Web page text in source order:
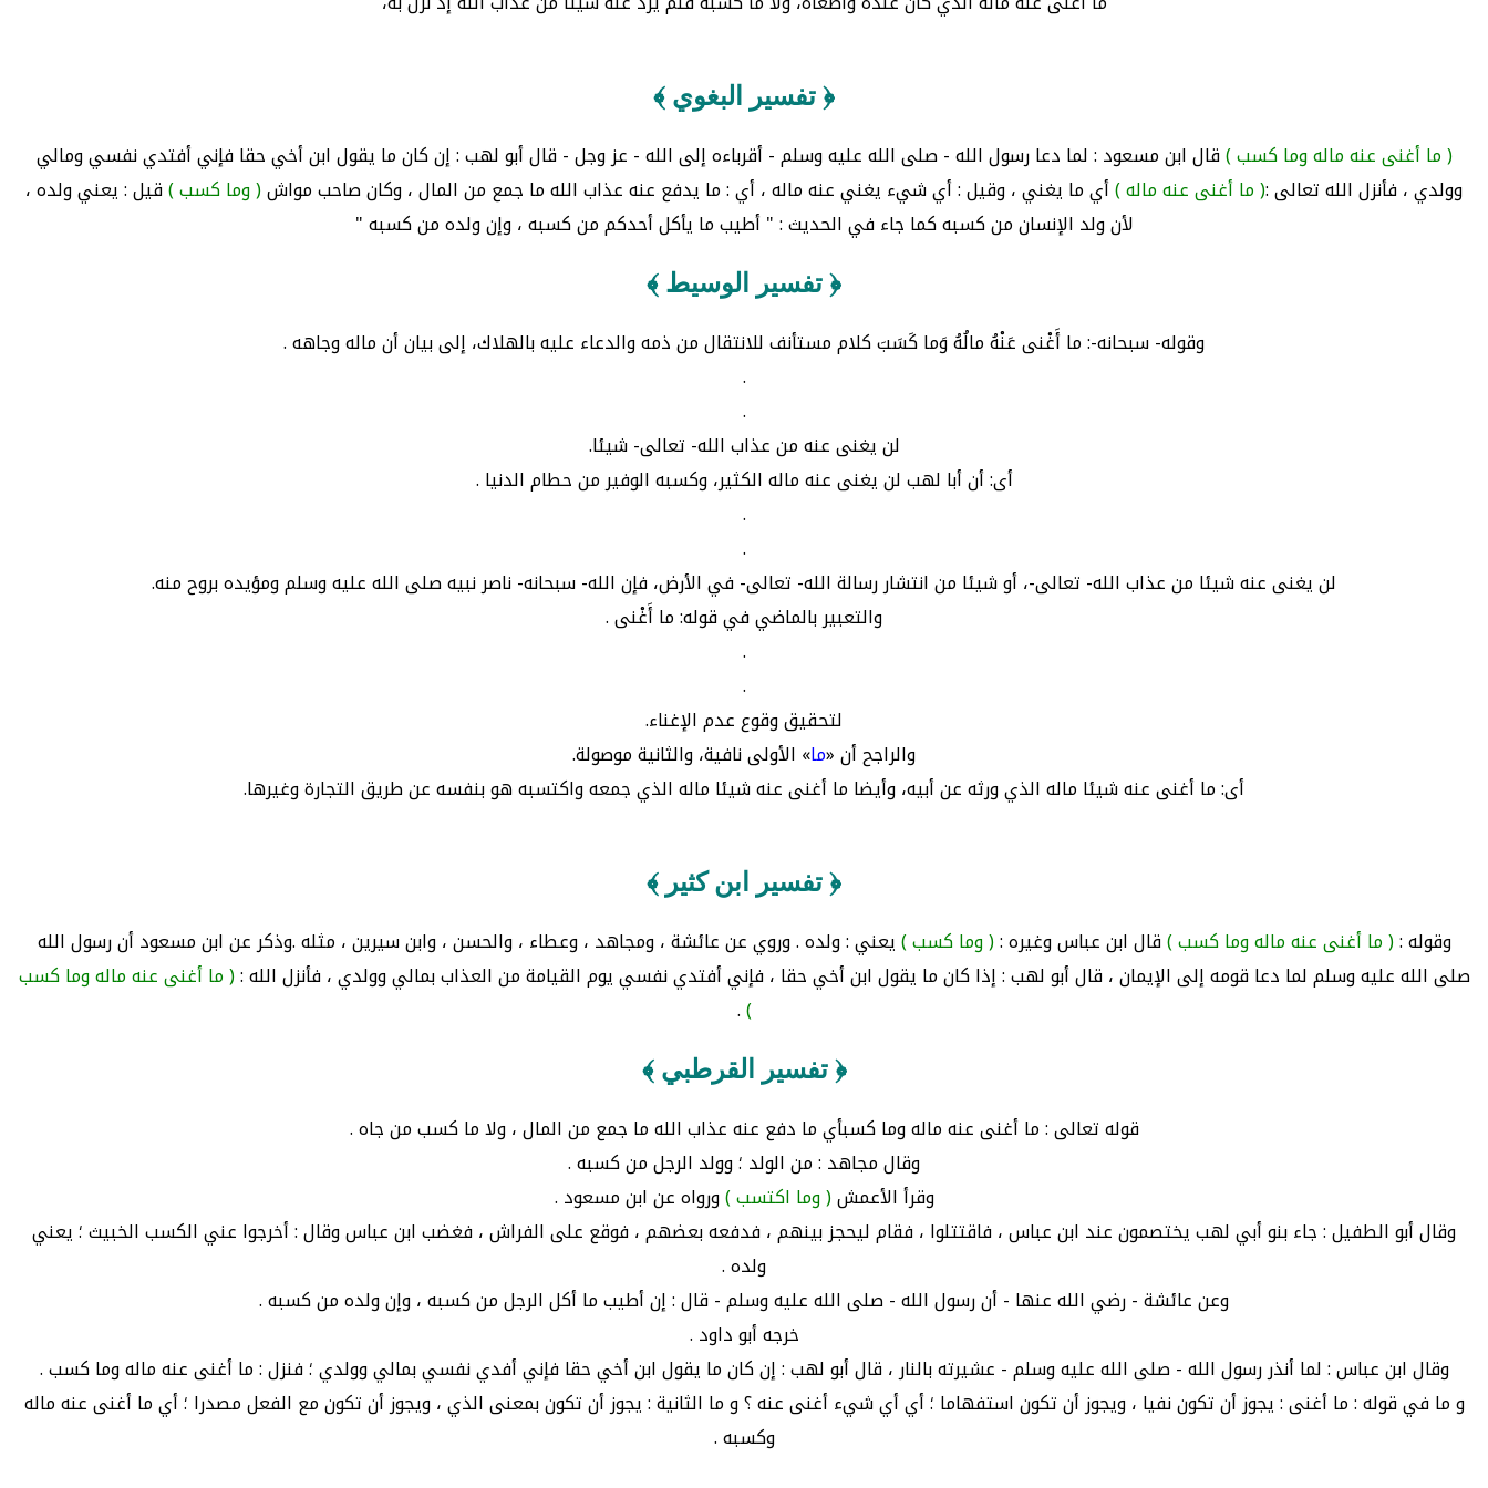
﴿ تفسير البغوي ﴾
( ما أغنى عنه ماله وما كسب )قال ابن مسعود : لما دعا رسول الله - صلى الله عليه وسلم - أقرباءه إلى الله - عز وجل - قال أبو لهب : إن كان ما يقول ابن أخي حقا فإني أفتدي نفسي ومالي
وولدي ، فأنزل الله تعالى :( ما أغنى عنه ماله )أي ما يغني ، وقيل : أي شيء يغني عنه ماله ، أي : ما يدفع عنه عذاب الله ما جمع من المال ، وكان صاحب مواش( وما كسب )قيل : يعني ولده ،
لأن ولد الإنسان من كسبه كما جاء في الحديث : " أطيب ما يأكل أحدكم من كسبه ، وإن ولده من كسبه "
﴿ تفسير الوسيط ﴾
وقوله- سبحانه-: ما أَغْنى عَنْهُ مالُهُ وَما كَسَبَ كلام مستأنف للانتقال من ذمه والدعاء عليه بالهلاك، إلى بيان أن ماله وجاهه .
.
.
لن يغنى عنه من عذاب الله- تعالى- شيئا.
أى: أن أبا لهب لن يغنى عنه ماله الكثير، وكسبه الوفير من حطام الدنيا .
.
.
لن يغنى عنه شيئا من عذاب الله- تعالى-، أو شيئا من انتشار رسالة الله- تعالى- في الأرض، فإن الله- سبحانه- ناصر نبيه صلى الله عليه وسلم ومؤيده بروح منه.
والتعبير بالماضي في قوله: ما أَغْنى .
.
.
لتحقيق وقوع عدم الإغناء.
والراجح أن «ما» الأولى نافية، والثانية موصولة.
أى: ما أغنى عنه شيئا ماله الذي ورثه عن أبيه، وأيضا ما أغنى عنه شيئا ماله الذي جمعه واكتسبه هو بنفسه عن طريق التجارة وغيرها.
﴿ تفسير ابن كثير ﴾
وقوله :( ما أغنى عنه ماله وما كسب )قال ابن عباس وغيره :( وما كسب )يعني : ولده . وروي عن عائشة ، ومجاهد ، وعطاء ، والحسن ، وابن سيرين ، مثله .وذكر عن ابن مسعود أن رسول الله
صلى الله عليه وسلم لما دعا قومه إلى الإيمان ، قال أبو لهب : إذا كان ما يقول ابن أخي حقا ، فإني أفتدي نفسي يوم القيامة من العذاب بمالي وولدي ، فأنزل الله :( ما أغنى عنه ماله وما كسب
)
.
﴿ تفسير القرطبي ﴾
قوله تعالى : ما أغنى عنه ماله وما كسبأي ما دفع عنه عذاب الله ما جمع من المال ، ولا ما كسب من جاه .
وقال مجاهد : من الولد ؛ وولد الرجل من كسبه .
وقرأ الأعمش( وما اكتسب )ورواه عن ابن مسعود .
وقال أبو الطفيل : جاء بنو أبي لهب يختصمون عند ابن عباس ، فاقتتلوا ، فقام ليحجز بينهم ، فدفعه بعضهم ، فوقع على الفراش ، فغضب ابن عباس وقال : أخرجوا عني الكسب الخبيث ؛ يعني
ولده .
وعن عائشة - رضي الله عنها - أن رسول الله - صلى الله عليه وسلم - قال : إن أطيب ما أكل الرجل من كسبه ، وإن ولده من كسبه .
خرجه أبو داود .
وقال ابن عباس : لما أنذر رسول الله - صلى الله عليه وسلم - عشيرته بالنار ، قال أبو لهب : إن كان ما يقول ابن أخي حقا فإني أفدي نفسي بمالي وولدي ؛ فنزل : ما أغنى عنه ماله وما كسب .
و ما في قوله : ما أغنى : يجوز أن تكون نفيا ، ويجوز أن تكون استفهاما ؛ أي أي شيء أغنى عنه ؟ و ما الثانية : يجوز أن تكون بمعنى الذي ، ويجوز أن تكون مع الفعل مصدرا ؛ أي ما أغنى عنه ماله
وكسبه .